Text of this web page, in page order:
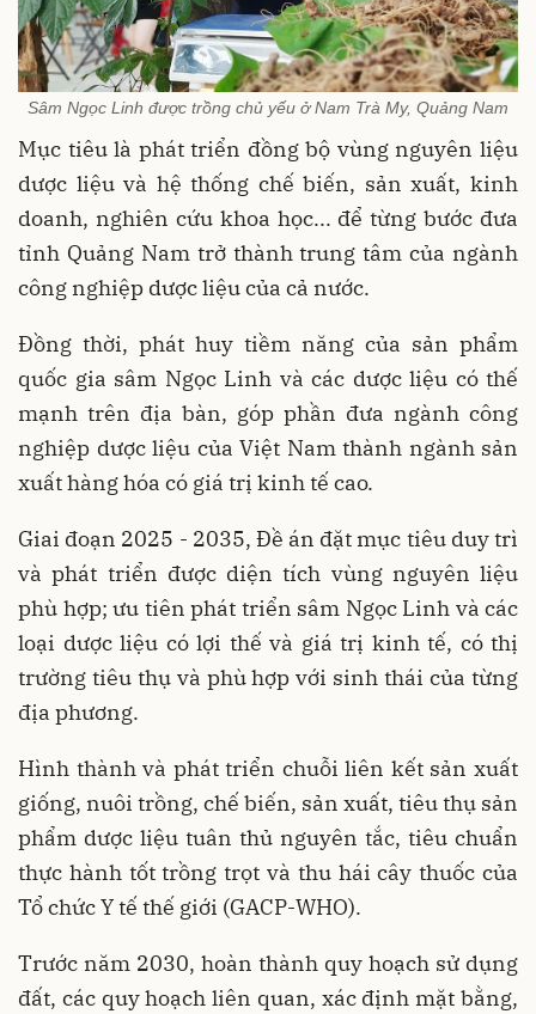
Sâm Ngọc Linh được trồng chủ yếu ở Nam Trà My, Quảng Nam
Mục tiêu là phát triển đồng bộ vùng nguyên liệu
dược liệu và hệ thống chế biến, sản xuất, kinh
doanh, nghiên cứu khoa học... để từng bước đưa
tỉnh Quảng Nam trở thành trung tâm của ngành
công nghiệp dược liệu của cả nước.
Đồng thời, phát huy tiềm năng của sản phẩm
quốc gia sâm Ngọc Linh và các dược liệu có thế
mạnh trên địa bàn, góp phần đưa ngành công
nghiệp dược liệu của Việt Nam thành ngành sản
xuất hàng hóa có giá trị kinh tế cao.
Giai đoạn 2025 - 2035, Đề án đặt mục tiêu duy trì
và phát triển được diện tích vùng nguyên liệu
phù hợp; ưu tiên phát triển sâm Ngọc Linh và các
loại dược liệu có lợi thế và giá trị kinh tế, có thị
trường tiêu thụ và phù hợp với sinh thái của từng
địa phương.
Hình thành và phát triển chuỗi liên kết sản xuất
giống, nuôi trồng, chế biến, sản xuất, tiêu thụ sản
phẩm dược liệu tuân thủ nguyên tắc, tiêu chuẩn
thực hành tốt trồng trọt và thu hái cây thuốc của
Tổ chức Y tế thế giới (GACP-WHO).
Trước năm 2030, hoàn thành quy hoạch sử dụng
đất, các quy hoạch liên quan, xác định mặt bằng,